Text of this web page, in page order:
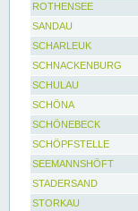
ROTHENSEE
SANDAU
SCHARLEUK
SCHNACKENBURG
SCHULAU
SCHÖNA
SCHÖNEBECK
SCHÖPFSTELLE
SEEMANNSHÖFT
STADERSAND
STORKAU